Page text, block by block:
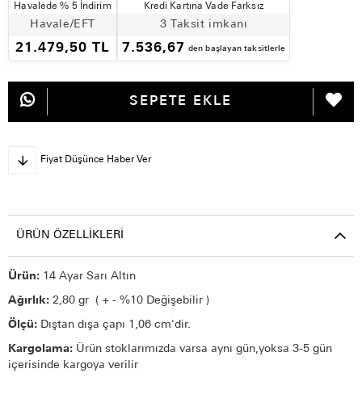
Havalede % 5 İndirim
Havale/EFT
21.479,50 TL
Kredi Kartına Vade Farksız
3 Taksit imkanı
7.536,67 den başlayan taksitlerle
Fiyat Düşünce Haber Ver
ÜRÜN ÖZELLIKLERI
Ürün: 14 Ayar Sarı Altın
Ağırlık: 2,80 gr ( + - %10 Değişebilir )
Ölçü: Dıştan dışa çapı 1,06 cm'dir.
Kargolama: Ürün stoklarımızda varsa aynı gün,yoksa 3-5 gün
içerisinde kargoya verilir